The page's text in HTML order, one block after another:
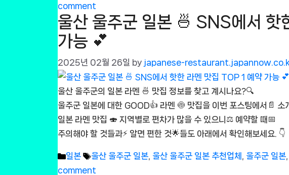
comment
울산 울주군 일본 🍜 SNS에서 핫
가능 💕
2025년 02월 26일 by japanese-
울산 울주군의 일본 라멘 🍜 맛집 정보를 찾고 계시나요?🔍
울주군 일본에 대한 GOOD👍 라멘 🍥 맛집을 이번 포스팅에서📄 소
일본 라멘 맛집 🍣 지역별로 편차가 많을 수 있으니⚖️ 예약할 때📅
주의해야 할 것들과⚡ 알면 편한 것🌟들도 아래에서 확인해보세요. 👇
Categories
일본 Tags
울산 울주군 일본 울산 울주군 일본 추천업체 울주군 일본
comment